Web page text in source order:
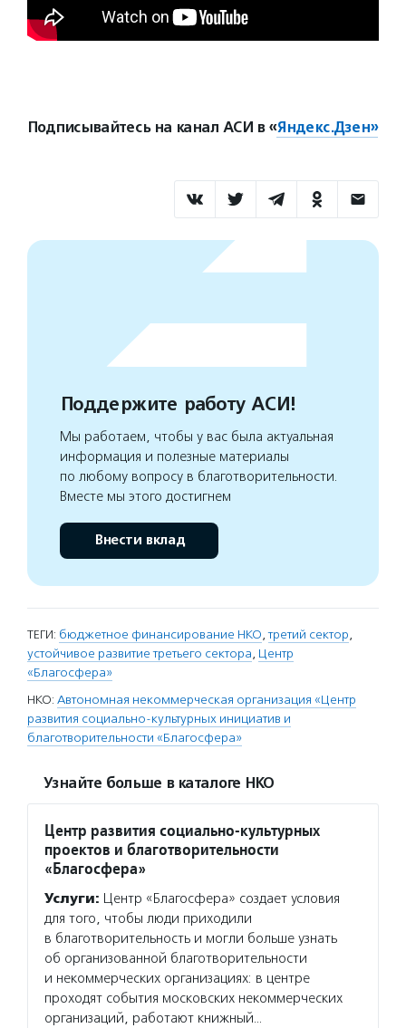
Подписывайтесь на канал АСИ в «Яндекс.Дзен»
Поддержите работу АСИ!
Мы работаем, чтобы у вас была актуальная
информация и полезные материалы
по любому вопросу в благотворительности.
Вместе мы этого достигнем
Внести вклад
ТЕГИ: бюджетное финансирование НКО,третий сектор,
устойчивое развитие третьего сектора, Центр
«Благосфера»
НКО: Автономная некоммерческая организация «Центр
развития социально-культурных инициатив и
благотворительности «Благосфера»
Узнайте больше в каталоге НКО
Центр развития социально-культурных
проектов и благотворительности
«Благосфера»
Услуги: Центр «Благосфера» создает условия
для того, чтобы люди приходили
в благотворительность и могли больше узнать
об организованной благотворительности
и некоммерческих организациях: в центре
проходят события московских некоммерческих
организаций, работают книжный…